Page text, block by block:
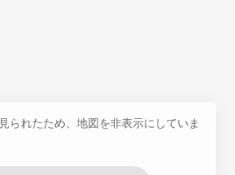
られたため、地図を非表示にしていま